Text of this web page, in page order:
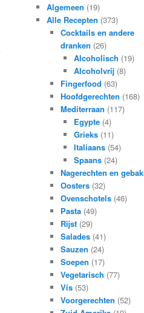
Algemeen (19)
Alle Recepten (373)
Cocktails en andere
dranken (26)
Alcoholisch (19)
Alcoholvrij (8)
Fingerfood (63)
Hoofdgerechten (168)
Mediterraan (117)
Egypte (4)
Grieks (11)
Italiaans (54)
Spaans (24)
Nagerechten en gebak
Oosters(32)
Ovenschotels(46)
Pasta(49)
Rijst(29)
Salades(41)
Sauzen (24)
Soepen (17)
Vegetarisch (77)
Vis(53)
Voorgerechten (52)